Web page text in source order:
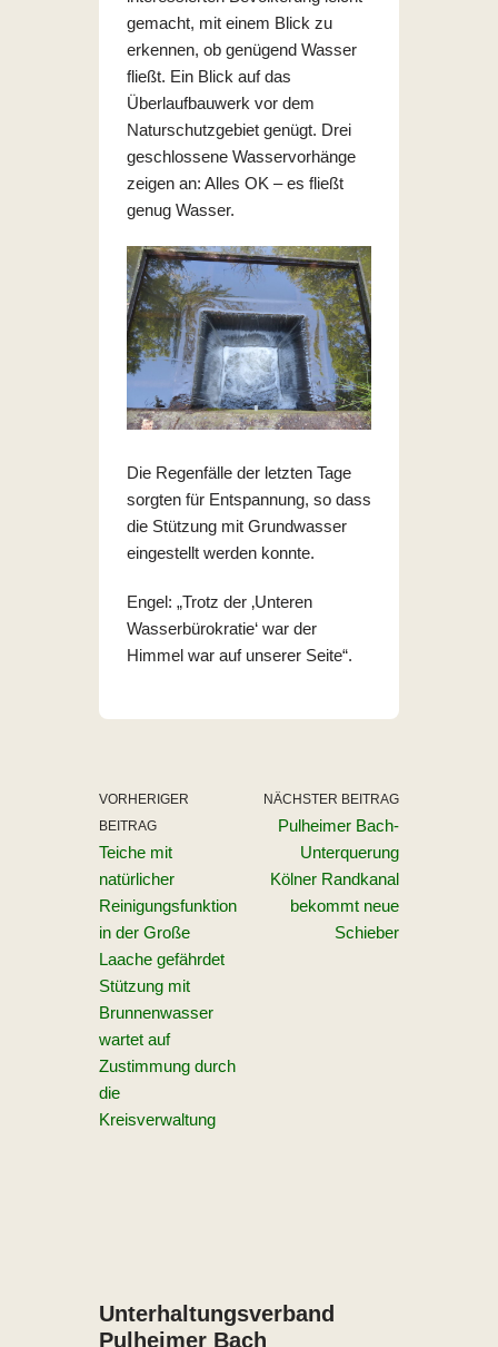
gemacht, mit einem Blick zu
erkennen, ob genügend Wasser
fließt. Ein Blick auf das
Überlaufbauwerk vor dem
Naturschutzgebiet genügt. Drei
geschlossene Wasservorhänge
zeigen an: Alles OK – es fließt
genug Wasser.
Die Regenfälle der letzten Tage
sorgten für Entspannung, so dass
die Stützung mit Grundwasser
eingestellt werden konnte.
Engel: „Trotz der ‚Unteren
Wasserbürokratie‘ war der
Himmel war auf unserer Seite“.
VORHERIGER
BEITRAG
Teiche mit
natürlicher
Reinigungsfunktion
in der Große
Laache gefährdet
Stützung mit
Brunnenwasser
wartet auf
Zustimmung durch
die
Kreisverwaltung
NÄCHSTER BEITRAG
Pulheimer Bach-
Unterquerung
Kölner Randkanal
bekommt neue
Schieber
Unterhaltungs­verband
Pulheimer Bach